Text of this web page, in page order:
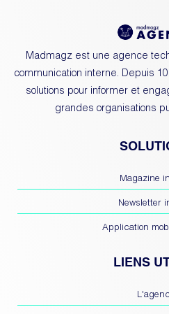
Madmagz est une agence
communication interne. Depuis
solutions pour informer et
grandes organisations
Magazine
Newsletter
Application
LIENS